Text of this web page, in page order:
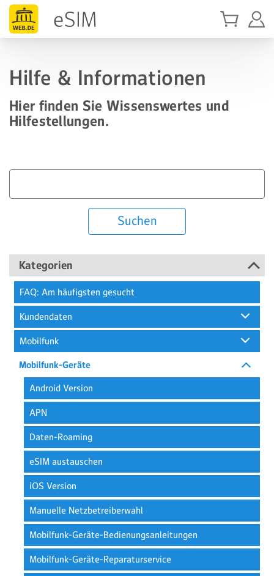
Hilfe & Informationen
Hier finden Sie Wissenswertes und
Hilfestellungen.
Suchen
Kategorien
FAQ: Am häufigsten gesucht
Kundendaten
Mobilfunk
Mobilfunk-Geräte
Android Version
APN
Daten-Roaming
eSIM austauschen
iOS Version
Manuelle Netzbetreiberwahl
Mobilfunk-Geräte-Bedienungsanleitungen
Mobilfunk-Geräte-Reparaturservice